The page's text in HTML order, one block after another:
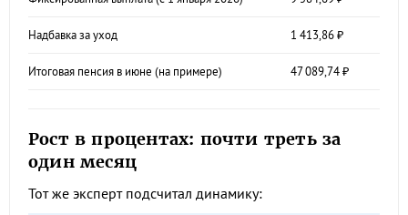
Надбавка за уход 1 413,86 ₽
Итоговая пенсия в июне (на примере) 47 089,74 ₽
Рост в процентах: почти треть за
один месяц
Тот же эксперт подсчитал динамику: